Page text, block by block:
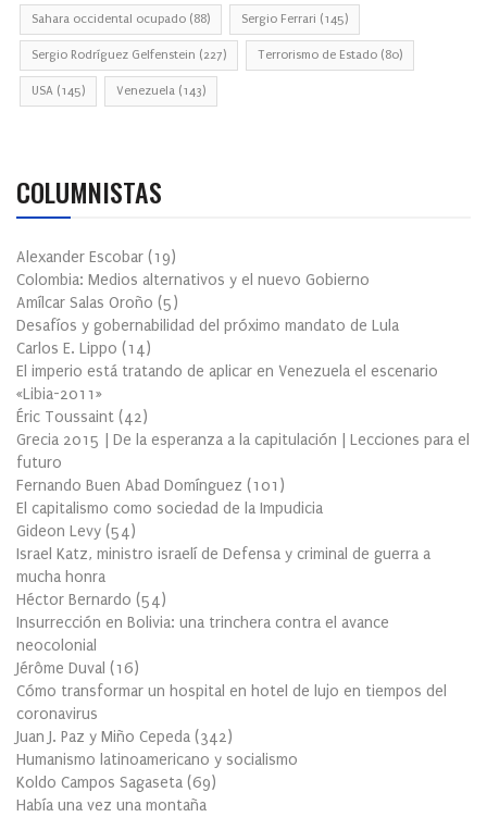
Sahara occidental ocupado (88) Sergio Ferrari (145)
Sergio Rodríguez Gelfenstein (227) Terrorismo de Estado (80)
USA (145) Venezuela (143)
COLUMNISTAS
Alexander Escobar (19)
Colombia: Medios alternativos y el nuevo Gobierno
Amílcar Salas Oroño (5)
Desafíos y gobernabilidad del próximo mandato de Lula
Carlos E. Lippo (14)
El imperio está tratando de aplicar en Venezuela el escenario
«Libia-2011»
Éric Toussaint (42)
Grecia 2015 | De la esperanza a la capitulación | Lecciones para el
futuro
Fernando Buen Abad Domínguez (101 )
El capitalismo como sociedad de la Impudicia
Gideon Levy (54)
Israel Katz, ministro israelí de Defensa y criminal de guerra a
mucha honra
Héctor Bernardo (54)
Insurrección en Bolivia: una trinchera contra el avance
neocolonial
Jérôme Duval (16)
Cómo transformar un hospital en hotel de lujo en tiempos del
coronavirus
Juan J. Paz y Miño Cepeda (342)
Humanismo latinoamericano y socialismo
Koldo Campos Sagaseta (69)
Había una vez una montaña